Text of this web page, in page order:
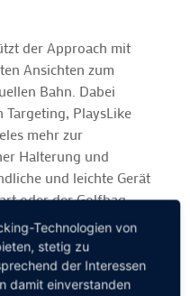
der Approach mit
Ansichten zum
Bahn. Dabei
Targeting, PlaysLike
mehr zur
Halterung und
und leichte Gerät
oder der Golfbag
von bis zu 25
für mehr als einen
Technologien von
stetig zu
der Interessen
damit einverstanden